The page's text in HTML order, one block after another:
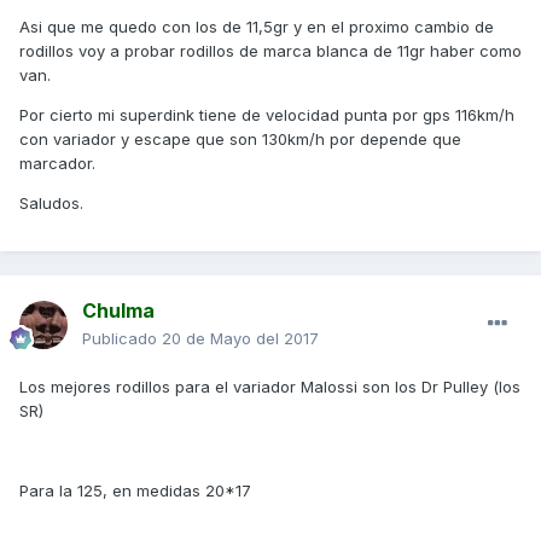
Asi que me quedo con los de 11,5gr y en el proximo cambio de
rodillos voy a probar rodillos de marca blanca de 11gr haber como
van.
Por cierto mi superdink tiene de velocidad punta por gps 116km/h
con variador y escape que son 130km/h por depende que
marcador.
Saludos.
Chulma
Publicado 20 de Mayo del 2017
Los mejores rodillos para el variador Malossi son los Dr Pulley (los
SR)
Para la 125, en medidas 20*17